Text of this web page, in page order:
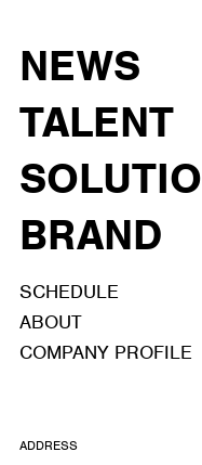
NEWS
TALENT
BRAND
SCHEDULE
ABOUT
COMPANY PROFILE
ADDRESS